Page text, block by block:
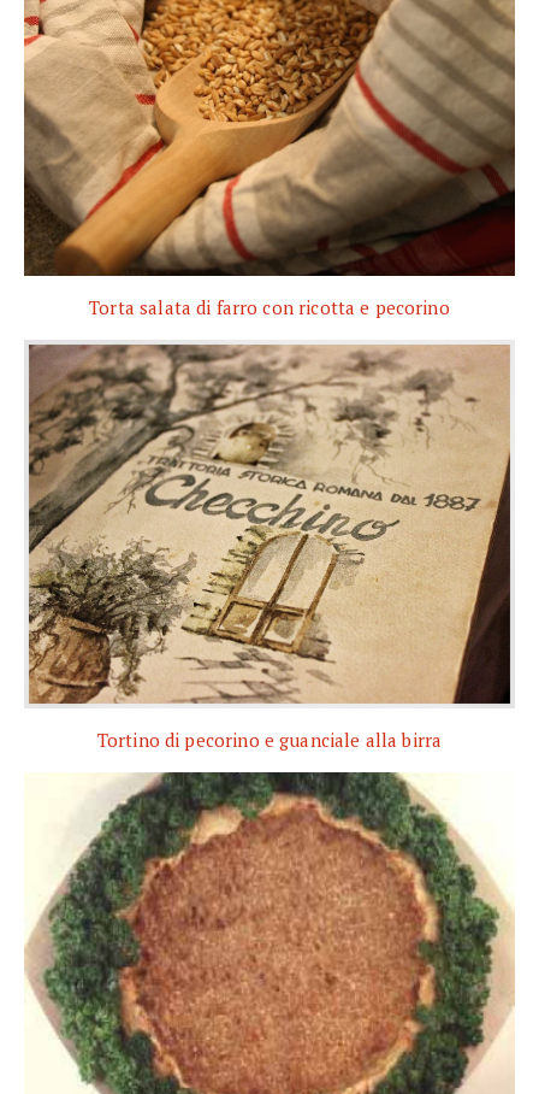
Torta salata di farro con ricotta e pecorino
Tortino di pecorino e guanciale alla birra